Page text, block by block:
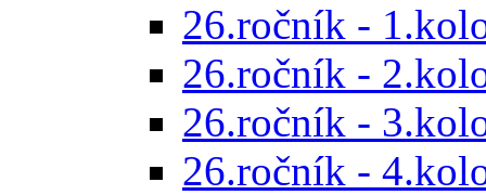
26.ročník -
26.ročník -
26.ročník -
26.ročník -